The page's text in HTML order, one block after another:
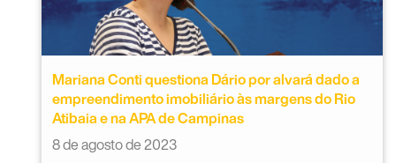
Mariana Conti questiona Dário por alvará dado a
empreendimento imobiliário às margens do Rio
Atibaia e na APA de Campinas
8 de agosto de 2023